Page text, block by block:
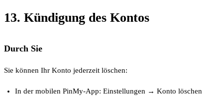
13. Kündigung des Kontos
Durch Sie
Sie können Ihr Konto jederzeit löschen:
In der mobilen PinMy-App: Einstellungen → Konto löschen